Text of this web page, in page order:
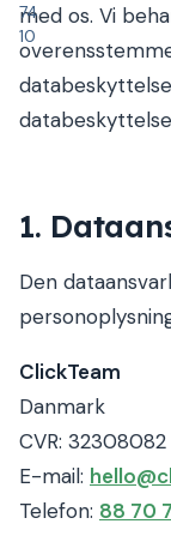
Kontakt
74
10
med os. Vi
1.
Den
ClickTeam
Danmark
CVR: 32308082
E-mail:
Telefon: 88 70